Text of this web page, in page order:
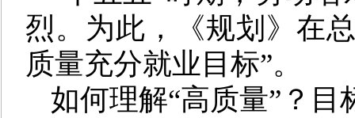
烈。为此，《规划》在
质量充分就业目标”。
如何理解“高质量”？目